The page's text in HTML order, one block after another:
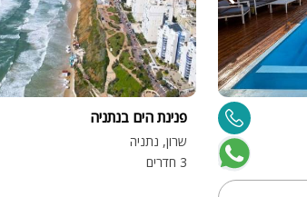
משפחות
גדולות
מיטה זוגית
פנינת הים בנתניה
שרון, נתניה
3 חדרים